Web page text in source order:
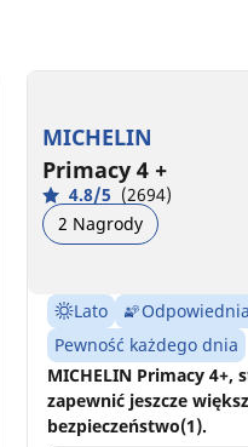
MICHELIN
Primacy 4 +
4.8/5 (2694)
2 Nagrody
Lato
Pewność każdego dnia
MICHELIN Primacy 4+,
zapewnić jeszcze
bezpieczeństwo(1).